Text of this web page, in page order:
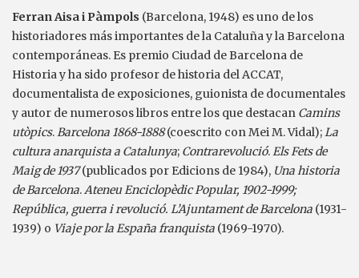
Ferran Aisa i Pàmpols (Barcelona, 1948) es uno de los
historiadores más importantes de la Cataluña y la Barcelona
contemporáneas. Es premio Ciudad de Barcelona de
Historia y ha sido profesor de historia del ACCAT,
documentalista de exposiciones, guionista de documentales
y autor de numerosos libros entre los que destacan Camins
utòpics.Barcelona 1868-1888(coescrito con Mei M. Vidal);La
cultura anarquista a Catalunya; Contrarevolució.Els Fets de
Maig de 1937(publicados por Edicions de 1984), Una historia
de Barcelona.Ateneu Enciclopèdic Popular, 1902-1999;
República, guerra i revolució. L’Ajuntament de Barcelona (1931-
1939) o Viaje por la España franquista (1969-1970).